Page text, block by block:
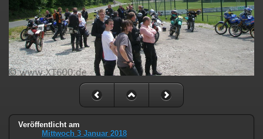
Veröffentlicht am
Mittwoch 3 Januar 2018